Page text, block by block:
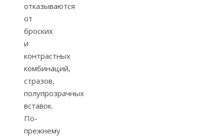
отказываются
от
броских
и
контрастных
комбинаций,
стразов,
полупрозрачных
вставок.
По-
прежнему